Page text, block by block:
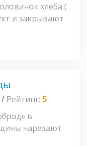
хлеба (
и закрывают
/ Рейтинг: 5
в
нарезают